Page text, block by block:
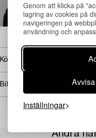
Genom att klicka på
lagring av cookies på
navigeringen på
användning och
Inställningar
+46 (0)702 63
E-post
→ Se vad vi
Köpinformation
Bildrättigheter
Andra